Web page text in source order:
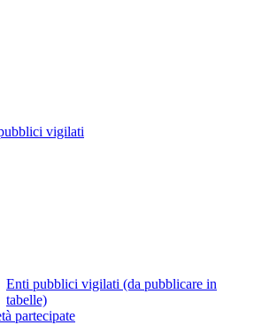
vigilati
Enti pubblici vigilati (da pubblicare in
tabelle)
partecipate